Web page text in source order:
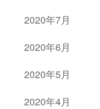
2020年7月
2020年6月
2020年5月
2020年4月